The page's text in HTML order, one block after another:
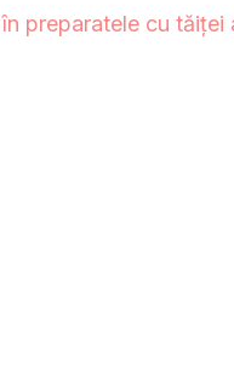
preparatele cu tăiței